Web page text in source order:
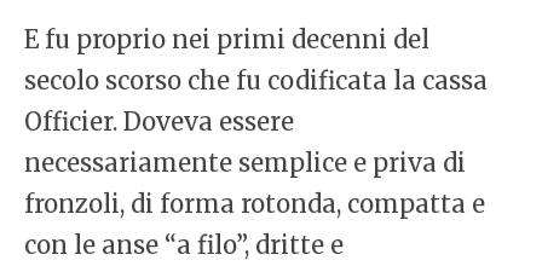
E fu proprio nei primi decenni del
secolo scorso che fu codificata la cassa
Officier. Doveva essere
necessariamente semplice e priva di
fronzoli, di forma rotonda, compatta e
con le anse “a filo”, dritte e